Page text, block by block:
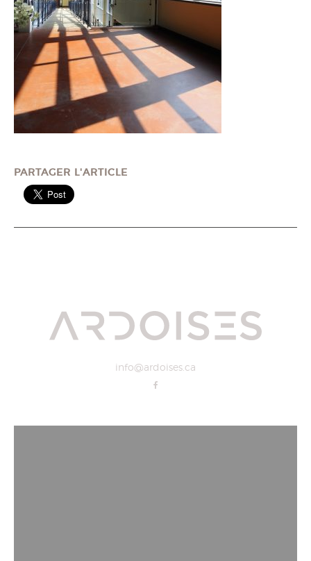
PARTAGER L'ARTICLE
info@ardoises.ca